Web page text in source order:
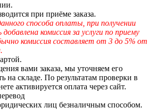
при приёме заказа.
способа оплаты, при получении
комиссия за услуги по приему
комиссия составляет от 3 до 5% от
вами заказа, мы уточняем его
на складе. По результатам проверки в
активируется оплата через сайт.
лиц безналичным способом.